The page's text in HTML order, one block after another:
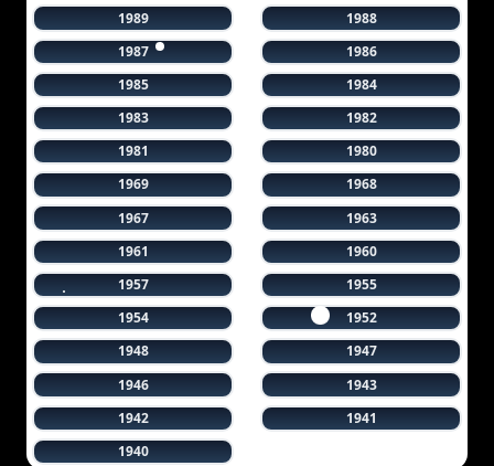
1989
1988
1987
1986
1985
1984
1983
1982
1981
1980
1969
1968
1967
1963
1961
1960
1957
1955
1954
1952
1948
1947
1946
1943
1942
1941
1940